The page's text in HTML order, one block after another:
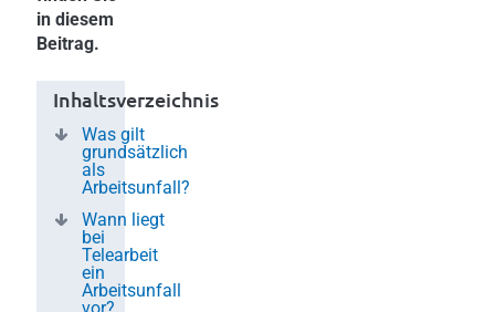
in diesem
Beitrag.
Inhaltsverzeichnis
Was gilt
grundsätzlich
als
Arbeitsunfall?
Wann liegt
bei
Telearbeit
ein
Arbeitsunfall